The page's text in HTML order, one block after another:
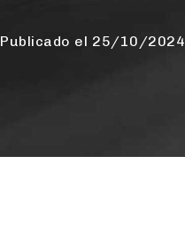
Publicado el 25/10/2024